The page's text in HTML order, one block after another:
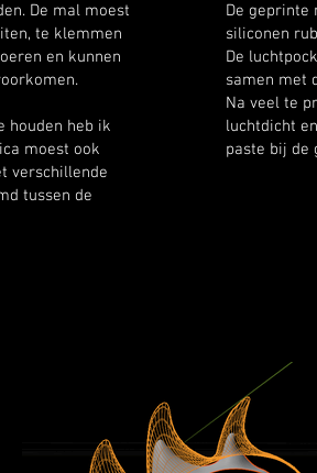
De mal moest
te klemmen
en kunnen
houden heb ik
moest ook
verschillende
tussen de
De geprinte
siliconen
De
samen met
Na veel te
luchtdicht
paste bij de